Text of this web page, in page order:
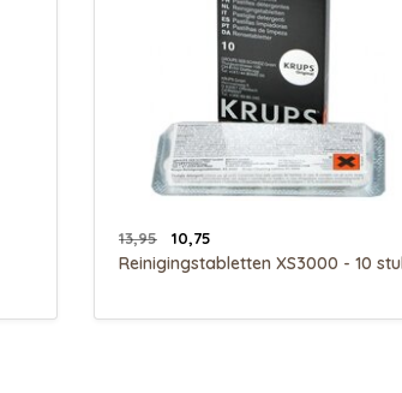
13,95 10,75
Reinigingstabletten XS3000 - 10